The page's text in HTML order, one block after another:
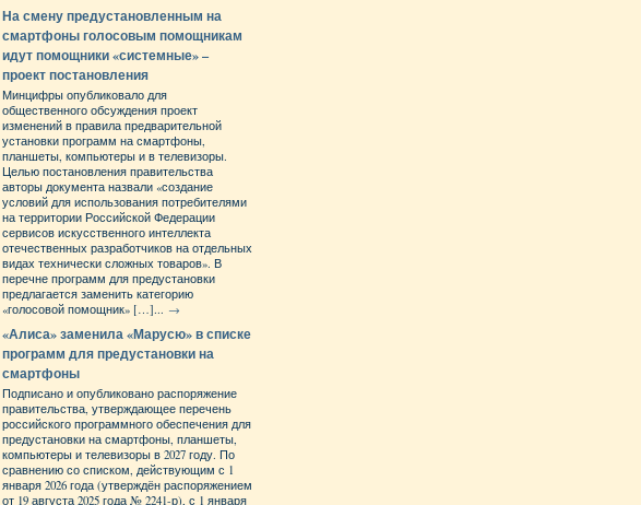
На смену предустановленным на
смартфоны голосовым помощникам
идут помощники «системные» –
проект постановления
Минцифры опубликовало для
общественного обсуждения проект
изменений в правила предварительной
установки программ на смартфоны,
планшеты, компьютеры и в телевизоры.
Целью постановления правительства
авторы документа назвали «создание
условий для использования потребителями
на территории Российской Федерации
сервисов искусственного интеллекта
отечественных разработчиков на отдельных
видах технически сложных товаров». В
перечне программ для предустановки
предлагается заменить категорию
«голосовой помощник» […]... →
«Алиса» заменила «Марусю» в списке
программ для предустановки на
смартфоны
Подписано и опубликовано распоряжение
правительства, утверждающее перечень
российского программного обеспечения для
предустановки на смартфоны, планшеты,
компьютеры и телевизоры в 2027 году. По
сравнению со списком, действующим с 1
января 2026 года (утверждён распоряжением
от 19 августа 2025 года № 2241-р), с 1 января